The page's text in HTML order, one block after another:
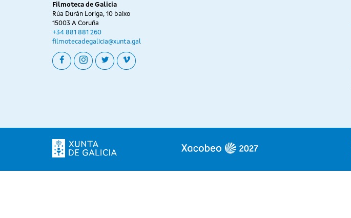
Filmoteca de Galicia
Rúa Durán Loriga, 10 baixo
15003 A Coruña
+34 881 881 260
filmotecadegalicia@xunta.gal
facebookinstagram
twittervimeo